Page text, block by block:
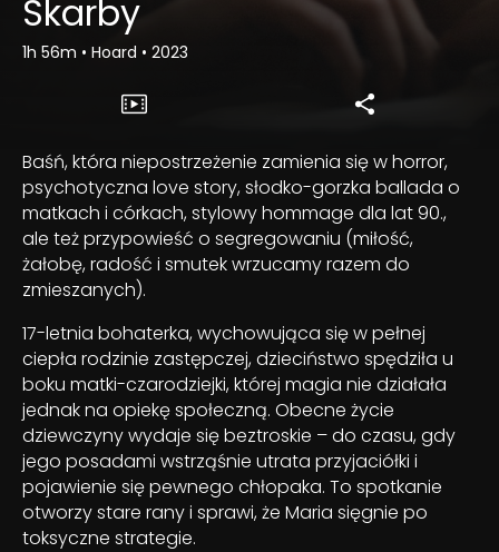
Skarby
1h 56m • Hoard • 2023
Baśń, która niepostrzeżenie zamienia się w horror,
psychotyczna love story, słodko-gorzka ballada o
matkach i córkach, stylowy hommage dla lat 90.,
ale też przypowieść o segregowaniu (miłość,
żałobę, radość i smutek wrzucamy razem do
zmieszanych).
17-letnia bohaterka, wychowująca się w pełnej
ciepła rodzinie zastępczej, dzieciństwo spędziła u
boku matki-czarodziejki, której magia nie działała
jednak na opiekę społeczną. Obecne życie
dziewczyny wydaje się beztroskie – do czasu, gdy
jego posadami wstrząśnie utrata przyjaciółki i
pojawienie się pewnego chłopaka. To spotkanie
otworzy stare rany i sprawi, że Maria sięgnie po
toksyczne strategie.